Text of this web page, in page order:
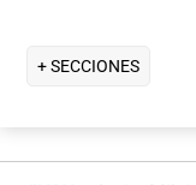
+ SECCIONES